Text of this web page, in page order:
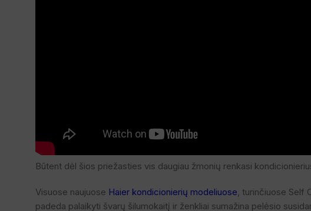
Būtent dėl šios priežasties vis daugiau žmonių renkasi
Visuose naujuose Haier kondicionierių modeliuose, turinčiuose Self
padeda palaikyti švarų šilumokaitį ir ženkliai sumažina pelėsio